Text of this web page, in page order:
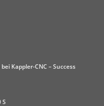
Kappler-CNC – Success
S